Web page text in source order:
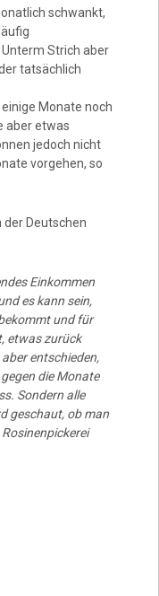
schwankt,
Strich aber
tatsächlich
Monate noch
aber etwas
jedoch nicht
vorgehen, so
der Deutschen
Einkommen
es kann sein,
und für
etwas zurück
entschieden,
die Monate
Sondern alle
geschaut, ob man